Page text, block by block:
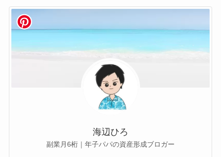
海辺ひろ
副業月6桁｜年子パパの資産形成ブロガー